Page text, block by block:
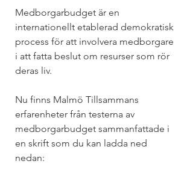
Medborgarbudget är en
internationellt etablerad demokratisk
process för att involvera medborgare
i att fatta beslut om resurser som rör
deras liv.
Nu finns Malmö Tillsammans
erfarenheter från testerna av
medborgarbudget sammanfattade i
en skrift som du kan ladda ned
nedan: